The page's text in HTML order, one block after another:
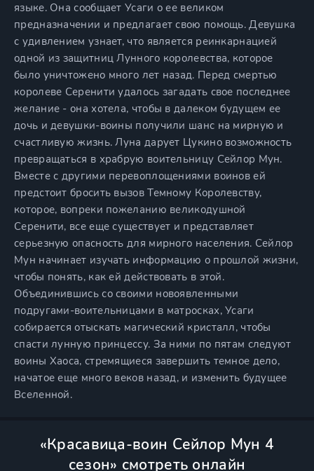
языке. Она сообщает Усаги о ее великом
предназначении и предлагает свою помощь. Девушка
с удивлением узнает, что является реинкарнацией
одной из защитниц Лунного королевства, которое
было уничтожено много лет назад. Перед смертью
королеве Серенити удалось загадать свое последнее
желание - она хотела, чтобы в далеком будущем ее
дочь и девушки-воины получили шанс на мирную и
счастливую жизнь. Луна дарует Цукино возможность
превращаться в храбрую воительницу Сейлор Мун.
Вместе с другими перевоплощениями воинов ей
предстоит бросить вызов Темному Королевству,
которое, вопреки пожеланию великодушной
Серенити, все еще существует и представляет
серьезную опасность для мирного населения. Сейлор
Мун начинает изучать информацию о прошлой жизни,
чтобы понять, как ей действовать в этой.
Объединившись со своими новоявленными
подругами-воительницами в матросках, Усаги
собирается отыскать магический кристалл, чтобы
спасти лунную принцессу. За ними по пятам следуют
воины Хаоса, стремящиеся завершить темное дело,
начатое еще много веков назад, и изменить будущее
Вселенной.
«Красавица-воин Сейлор Мун 4
сезон» смотреть онлайн